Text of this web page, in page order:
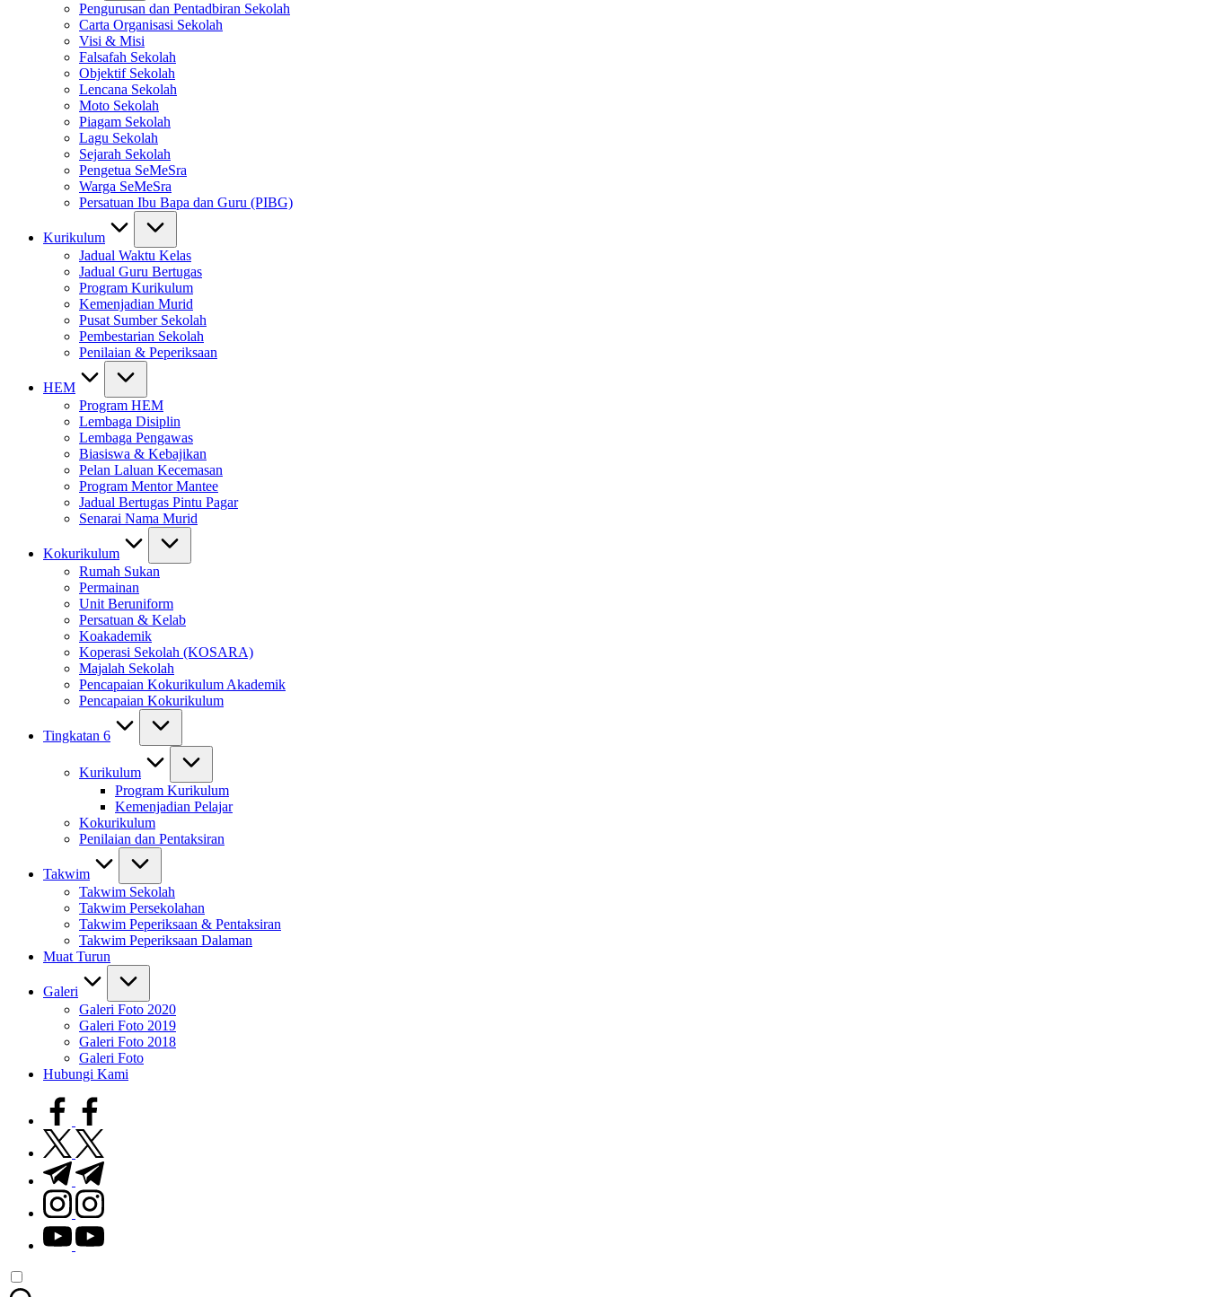
Pengurusan dan Pentadbiran Sekolah
Carta Organisasi Sekolah
Visi & Misi
Falsafah Sekolah
Objektif Sekolah
Lencana Sekolah
Moto Sekolah
Piagam Sekolah
Lagu Sekolah
Sejarah Sekolah
Pengetua SeMeSra
Warga SeMeSra
Persatuan Ibu Bapa dan Guru (PIBG)
Kurikulum
Jadual Waktu Kelas
Jadual Guru Bertugas
Program Kurikulum
Kemenjadian Murid
Pusat Sumber Sekolah
Pembestarian Sekolah
Penilaian & Peperiksaan
HEM
Program HEM
Lembaga Disiplin
Lembaga Pengawas
Biasiswa & Kebajikan
Pelan Laluan Kecemasan
Program Mentor Mantee
Jadual Bertugas Pintu Pagar
Senarai Nama Murid
Kokurikulum
Rumah Sukan
Permainan
Unit Beruniform
Persatuan & Kelab
Koakademik
Koperasi Sekolah (KOSARA)
Majalah Sekolah
Pencapaian Kokurikulum Akademik
Pencapaian Kokurikulum
Tingkatan 6
Kurikulum
Program Kurikulum
Kemenjadian Pelajar
Kokurikulum
Penilaian dan Pentaksiran
Takwim
Takwim Sekolah
Takwim Persekolahan
Takwim Peperiksaan & Pentaksiran
Takwim Peperiksaan Dalaman
Muat Turun
Galeri
Galeri Foto 2020
Galeri Foto 2019
Galeri Foto 2018
Galeri Foto
Hubungi Kami
facebook.com
twitter.com
t.me
instagram.com
youtube.com